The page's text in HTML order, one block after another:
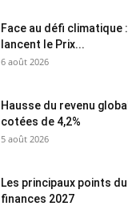
Face au défi climatique :
lancent le Prix...
6 août 2026
Hausse du revenu
cotées de 4,2%
5 août 2026
Les principaux points
finances 2027